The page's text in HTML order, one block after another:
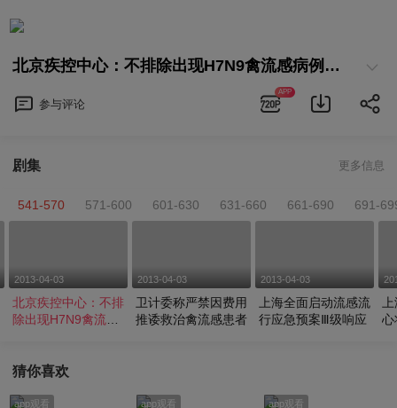
北京疾控中心：不排除出现H7N9禽流感病例的可能
参与评论
APP
剧集 更多信息
541-570 571-600 601-630 631-660 661-690 691-
2013-04-03
北京疾控中心：不排
除出现H7N9禽流感
2013-04-03
卫计委称严禁因费用
推诿救治禽流感患者
2013-04-03
上海全面启动流感流
行应急预案Ⅲ级响应
心
猜你喜欢
app观看 app观看 app观看